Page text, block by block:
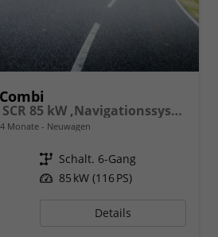
Executive 2.0 TDI SCR 85 kW ,Navigationssystem, 17 Zoll Alufelgen, ACC, PDC, Klimaautomatik, Phone Box, Reserverad, Full LED, 4 Jahre Garantie
4 Monate Neuwagen
Getriebe Schalt. 6-Gang
Leistung 85 kW (116 PS)
Details